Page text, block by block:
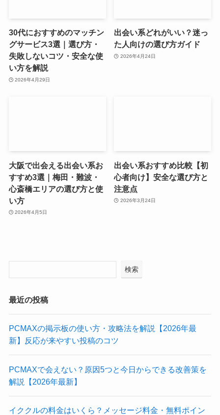
30代におすすめのマッチン
グサービス3選｜選び方・
失敗しないコツ・安全な使
い方を解説
2026年4月29日
出会い系どれがいい？迷っ
た人向けの選び方ガイド
2026年4月24日
大阪で出会える出会い系お
すすめ3選｜梅田・難波・
心斎橋エリアの選び方と使
い方
2026年4月5日
出会い系おすすめ比較【初
心者向け】安全な選び方と
注意点
2026年3月24日
検索
最近の投稿
PCMAXの掲示板の使い方・攻略法を解説【2026年最
新】反応が来やすい投稿のコツ
PCMAXで会えない？原因5つと今日からできる改善策を
解説【2026年最新】
イククルの料金はいくら？メッセージ料金・無料ポイン